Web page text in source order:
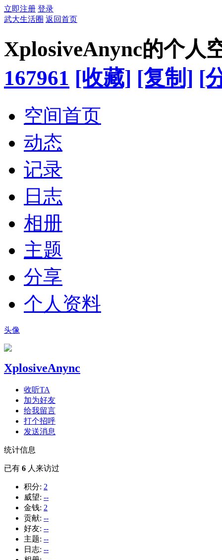
立即注册 登录
武大生活圈 返回首页
XplosiveAnync的个人
167961 [收藏] [复制] [
空间首页
动态
记录
日志
相册
主题
分享
个人资料
头像
XplosiveAnync
收听TA
加为好友
给我留言
打个招呼
发送消息
统计信息
已有 6 人来访过
积分: 2
威望: --
金钱: 2
贡献: --
好友: --
主题: --
日志: --